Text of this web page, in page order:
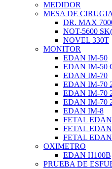
MEDIDOR
MESA DE CIRUGIA
DR. MAX
NOT-5600
NOVEL 330T
MONITOR
EDAN IM-50
EDAN IM-50
EDAN IM-70
EDAN IM-70
EDAN IM-70
EDAN IM-70
EDAN IM-8
FETAL
FETAL
FETAL
OXIMETRO
EDAN H100B
PRUEBA DE